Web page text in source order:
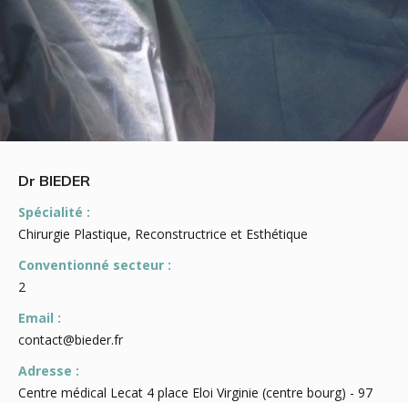
Dr BIEDER
Spécialité :
Chirurgie Plastique, Reconstructrice et Esthétique
Conventionné secteur :
2
Email :
contact@bieder.fr
Adresse :
Centre médical Lecat 4 place Eloi Virginie (centre bourg) - 97